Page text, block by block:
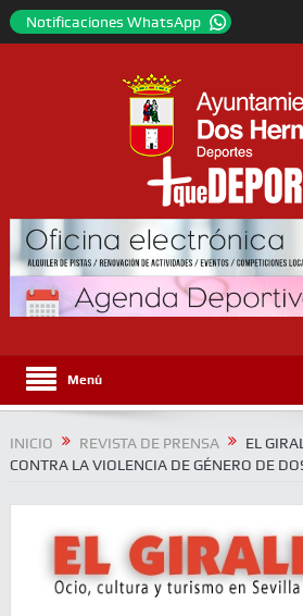
Notificaciones WhatsApp
Menú
INICIO REVISTA DE PRENSA
EL
CONTRA LA VIOLENCIA DE GÉNERO DE